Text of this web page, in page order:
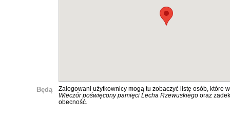
Będą
Zalogowani użytkownicy mogą tu zobaczyć listę osób, które
Wieczór poświęcony pamięci Lecha Rzewuskiego oraz
obecność.